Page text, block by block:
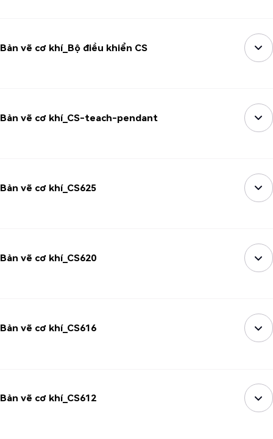
Bản vẽ cơ khí_Bộ điều khiển CS
Bản vẽ cơ khí_CS-teach-pendant
Bản vẽ cơ khí_CS625
Bản vẽ cơ khí_CS620
Bản vẽ cơ khí_CS616
Bản vẽ cơ khí_CS612